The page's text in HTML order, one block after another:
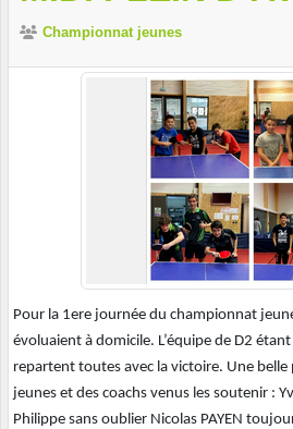
Championnat jeunes
Pour la 1ere journée du championnat
évoluaient à domicile. L’équipe de D2
repartent toutes avec la victoire. Une belle
jeunes et des coachs venus les soutenir :
Philippe sans oublier Nicolas PAYEN